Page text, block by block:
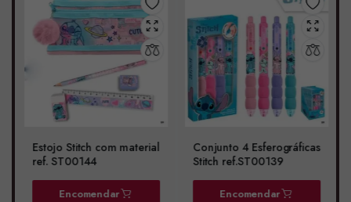
Estojo Stitch com material
ref. ST00144
Encomendar
Conjunto 4 Esferográficas
Stitch ref.ST00139
Encomendar